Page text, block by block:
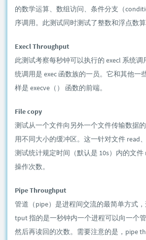
的数学运算、数组访问、条件分支（
序调用。此测试同时测试了整数和浮点数算
Execl Throughput
此测试考察每秒钟可以执行的 execl 系统调
统调用是 exec 函数族的一员。它和其他一
样是 execve（） 函数的前端。
File copy
测试从一个文件向另外一个文件传输数据
用不同大小的缓冲区。这一针对文件 read
测试统计规定时间（默认是 10s）内的文
操作次数。
Pipe Throughput
管道（pipe）是进程间交流的最简单方式
tput 指的是一秒钟内一个进程可以向一个
然后再读回的次数。需要注意的是，pipe